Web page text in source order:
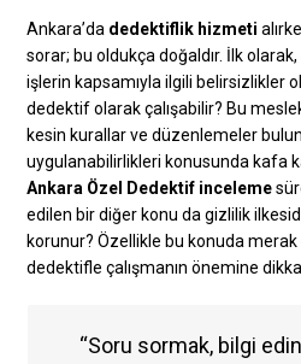
Ankara’da dedektiflik hizmeti
sorar; bu oldukça doğaldır. İlk
işlerin kapsamıyla ilgili belirsizlikler
dedektif olarak çalışabilir? Bu
kesin kurallar ve düzenlemeler
uygulanabilirlikleri konusunda kafa
Ankara Özel Dedektif inceleme
edilen bir diğer konu da gizlilik
korunur? Özellikle bu konuda
dedektifle çalışmanın önemine
“Soru sormak, bilgi